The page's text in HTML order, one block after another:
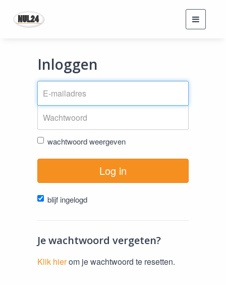
Toggle
Inloggen
wachtwoord weergeven
Log in
blijf ingelogd
Je wachtwoord vergeten?
Klik hierom je wachtwoord te resetten.